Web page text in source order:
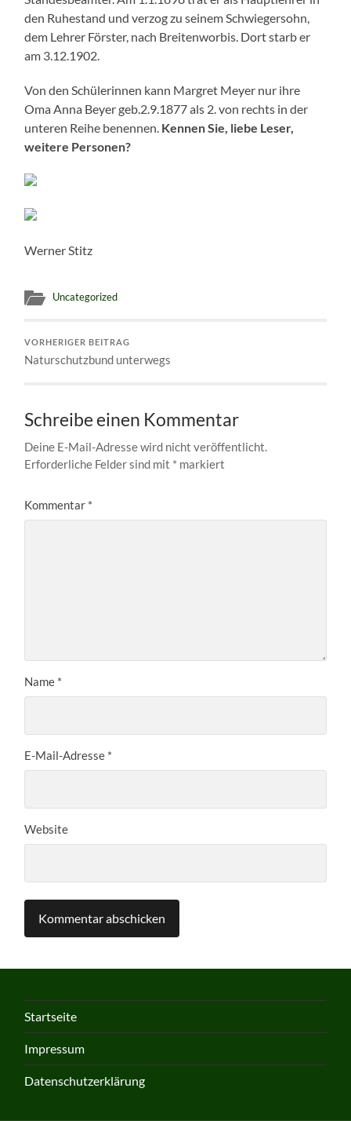
den Ruhestand und verzog zu seinem Schwiegersohn,
dem Lehrer Förster, nach Breitenworbis. Dort starb er
am 3.12.1902.
Von den Schülerinnen kann Margret Meyer nur ihre
Oma Anna Beyer geb.2.9.1877 als 2. von rechts in der
unteren Reihe benennen. Kennen Sie, liebe Leser,
weitere Personen?
Werner Stitz
Uncategorized
VORHERIGER BEITRAG
Naturschutzbund unterwegs
Schreibe einen Kommentar
Deine E-Mail-Adresse wird nicht veröffentlicht.
Erforderliche Felder sind mit * markiert
Kommentar *
Name *
E-Mail-Adresse *
Website
Startseite
Impressum
Datenschutzerklärung